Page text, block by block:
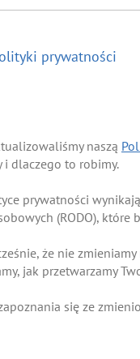
prywatności
naszą
i dlaczego to robimy.
prywatności
(RODO),
że nie
jak przetwarzamy
się ze